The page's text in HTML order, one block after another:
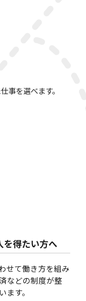
事を選べます。
を得たい方へ
せて働き方を組み
などの制度が整
す。